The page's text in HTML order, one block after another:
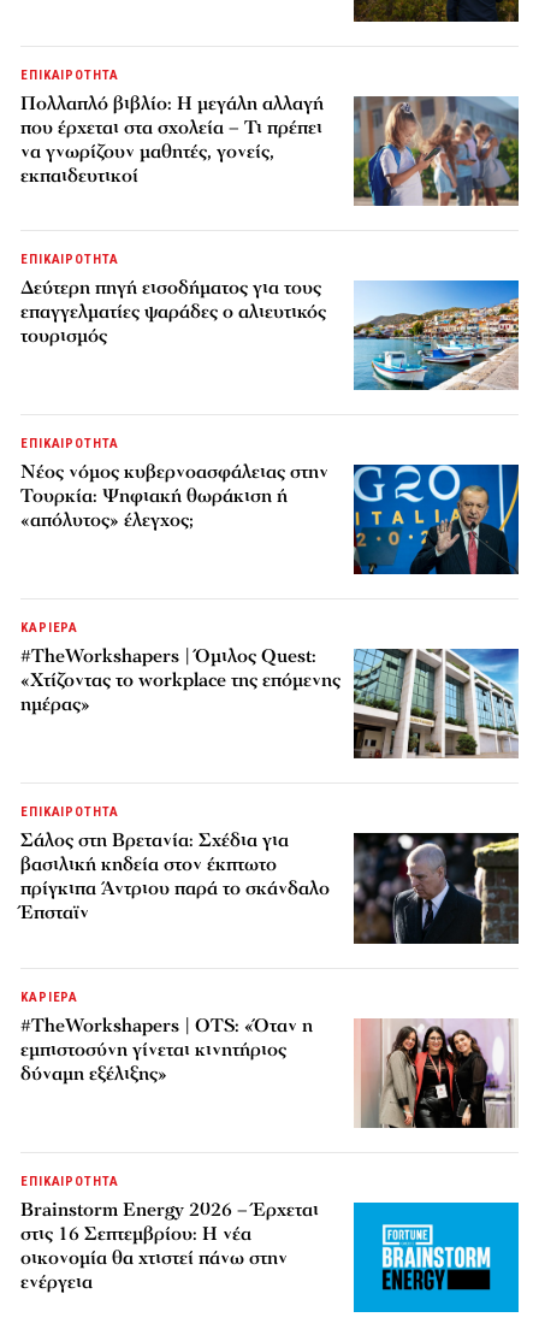
ΕΠΙΚΑΙΡΟΤΗΤΑ
Πολλαπλό βιβλίο: Η μεγάλη αλλαγή
που έρχεται στα σχολεία – Τι πρέπει
να γνωρίζουν μαθητές, γονείς,
εκπαιδευτικοί
ΕΠΙΚΑΙΡΟΤΗΤΑ
Δεύτερη πηγή εισοδήματος για τους
επαγγελματίες ψαράδες ο αλιευτικός
τουρισμός
ΕΠΙΚΑΙΡΟΤΗΤΑ
Νέος νόμος κυβερνοασφάλειας στην
Τουρκία: Ψηφιακή θωράκιση ή
«απόλυτος» έλεγχος;
ΚΑΡΙΕΡΑ
#TheWorkshapers | Όμιλος Quest:
«Χτίζοντας το workplace της επόμενης
ημέρας»
ΕΠΙΚΑΙΡΟΤΗΤΑ
Σάλος στη Βρετανία: Σχέδια για
βασιλική κηδεία στον έκπτωτο
πρίγκιπα Άντριου παρά το σκάνδαλο
Έπσταϊν
ΚΑΡΙΕΡΑ
#TheWorkshapers | OTS: «Όταν η
εμπιστοσύνη γίνεται κινητήριος
δύναμη εξέλιξης»
ΕΠΙΚΑΙΡΟΤΗΤΑ
Brainstorm Energy 2026 – Έρχεται
στις 16 Σεπτεμβρίου: Η νέα
οικονομία θα χτιστεί πάνω στην
ενέργεια